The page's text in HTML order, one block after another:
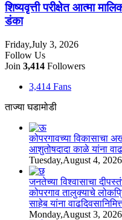
शिष्यवृत्ती परीक्षेत आत्मा
डंका
Friday,July 3, 2026
Follow Us
Join 3,414 Followers
3,414 Fans
ताज्या घडामोडी
कोपरगावच्या विकासाचा
आशुतोषदादा काळे यांना
Tuesday,August 4, 2026
जनतेच्या विश्वासाचा
कोपरगाव तालुक्याचे
साहेब यांना
Monday,August 3, 2026